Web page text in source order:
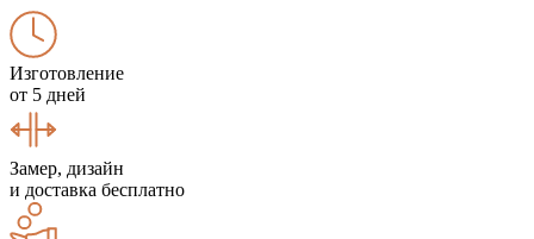
Изготовление
от 5 дней
Замер, дизайн
и доставка бесплатно